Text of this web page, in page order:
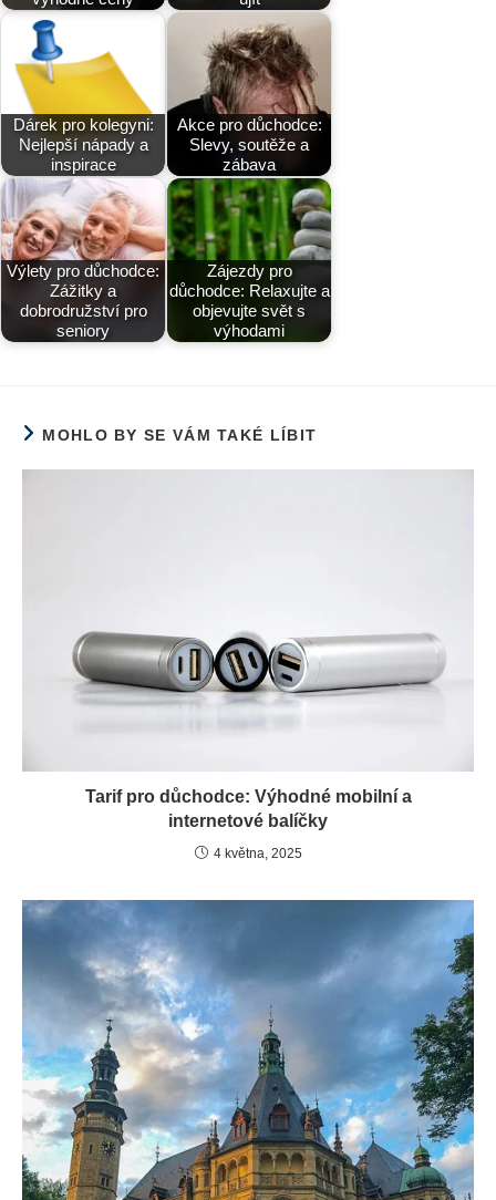
Dárek pro kolegyni:
Nejlepší nápady a
inspirace
Akce pro důchodce:
Slevy, soutěže a
zábava
Výlety pro důchodce:
Zážitky a
dobrodružství pro
seniory
Zájezdy pro
důchodce: Relaxujte a
objevujte svět s
výhodami
MOHLO BY SE VÁM TAKÉ LÍBIT
Tarif pro důchodce: Výhodné mobilní a
internetové balíčky
4 května, 2025